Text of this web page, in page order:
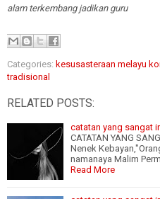
alam terkembang jadikan guru
Categories: kesusasteraan melayu
tradisional
RELATED POSTS:
catatan yang sangat
CATATAN YANG
Nenek
namanaya Malim
Read More